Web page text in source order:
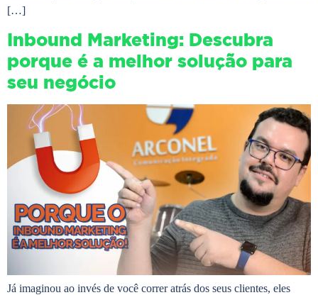
[…]
Inbound Marketing: Descubra
porque é a melhor solução para
seu negócio
Já imaginou ao invés de você correr atrás dos seus clientes, eles